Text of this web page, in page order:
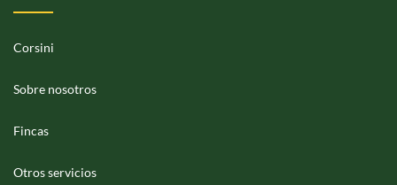
Corsini
Sobre nosotros
Fincas
Otros servicios